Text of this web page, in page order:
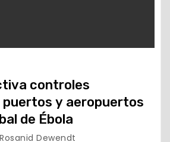
controles
y aeropuertos
de Ébola
Rosanid Dewendt